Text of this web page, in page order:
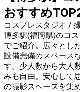
おすすめ
コスプレスタジオ /
博多駅(福岡県)のコ
でご紹介。広々とし
設備完備のスペース
す。少人数から大人
みも自由。安心して
の撮影スペースを集